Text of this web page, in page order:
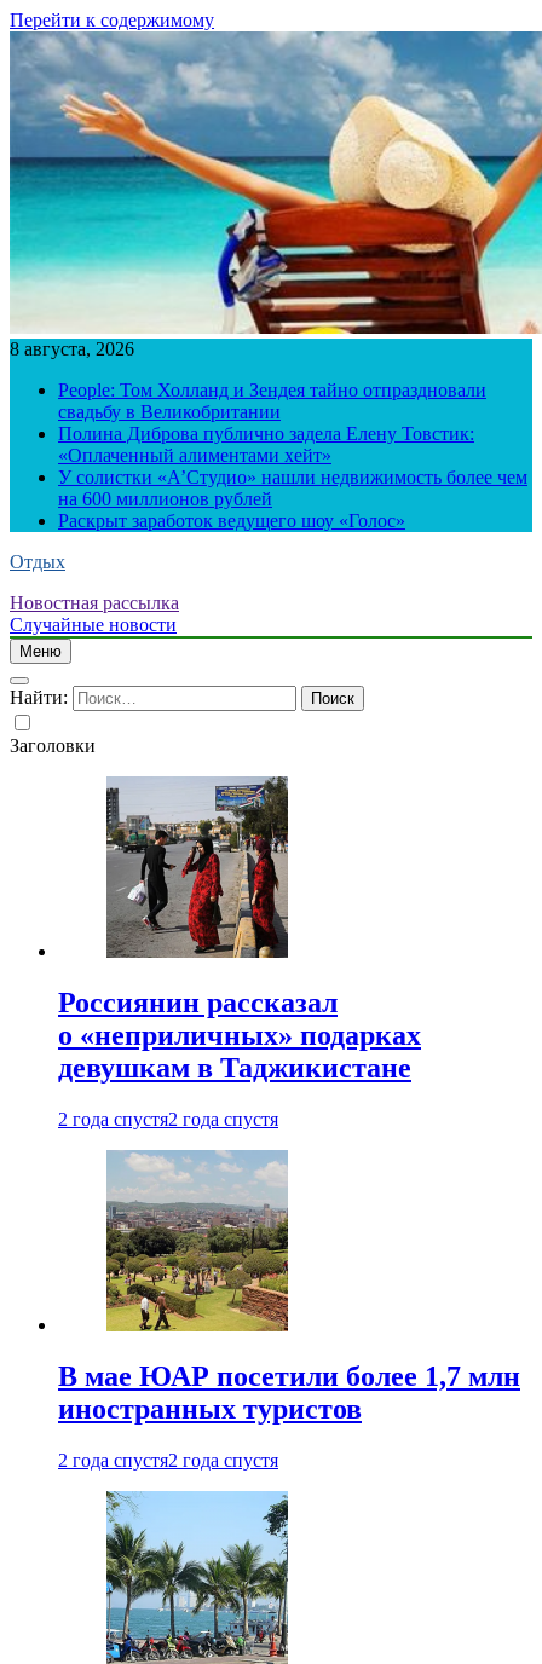
Перейти к содержимому
8 августа, 2026
People: Том Холланд и Зендея тайно отпраздновали
свадьбу в Великобритании
Полина Диброва публично задела Елену Товстик:
«Оплаченный алиментами хейт»
У солистки «А’Студио» нашли недвижимость более чем
на 600 миллионов рублей
Раскрыт заработок ведущего шоу «Голос»
Отдых
Новостная рассылка
Случайные новости
Меню
Найти:
Заголовки
Россиянин рассказал
о «неприличных» подарках
девушкам в Таджикистане
2 года спустя2 года спустя
В мае ЮАР посетили более 1,7 млн
иностранных туристов
2 года спустя2 года спустя